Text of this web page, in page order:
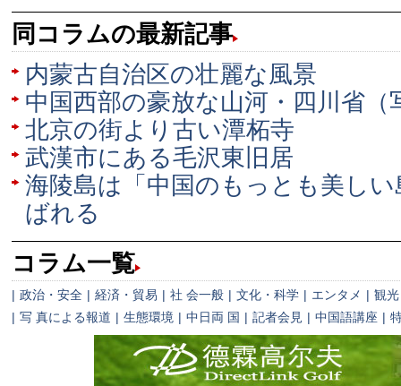
同コラムの最新記事
内蒙古自治区の壮麗な風景
中国西部の豪放な山河・四川省（
北京の街より古い潭柘寺
武漢市にある毛沢東旧居
海陵島は「中国のもっとも美し
ばれる
コラム一覧
| 政治・安全 | 経済・貿易 | 社 会一般 | 文化・科学 | エンタメ | 観光
| 写 真による報道 | 生態環境 | 中日両 国 | 記者会見 | 中国語講座 |